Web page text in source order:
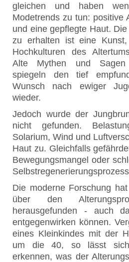
gleichen und haben
Modetrends zu tun: positive
und eine gepflegte Haut.
zu erhalten ist eine
Hochkulturen des
Alte Mythen und Sagen
spiegeln den tief
Wunsch nach ewiger
wieder.
Jedoch wurde der
nicht gefunden.
Solarium, Wind und
Haut zu. Gleichfalls
Bewegungsmangel oder
Die moderne Forschung
über den
herausgefunden - auch
entgegenwirken können.
eines Kleinkindes mit der
um die 40, so lässt
erkennen, was der